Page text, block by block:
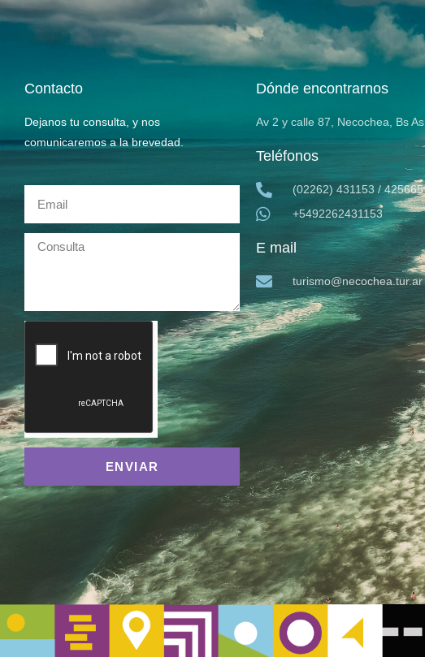
Contacto
Dejanos tu consulta, y nos
comunicaremos a la brevedad.
ENVIAR
Dónde encontrarnos
Av 2 y calle 87, Necochea, Bs As
Teléfonos
(02262) 431153 / 425665
+5492262431153
E mail
turismo@necochea.tur.ar